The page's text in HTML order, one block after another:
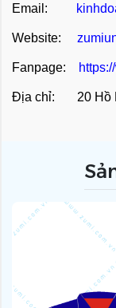
Email:
Website:
Fanpage:
Địa chỉ: 20 Hồ